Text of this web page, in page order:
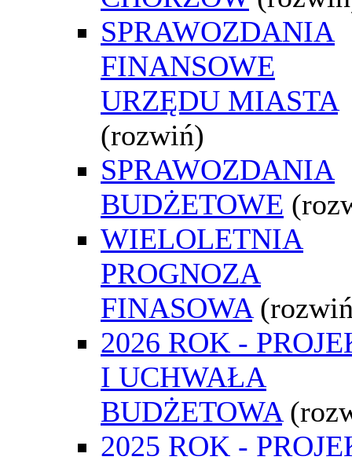
SPRAWOZDANIA
FINANSOWE
URZĘDU MIASTA
(rozwiń)
SPRAWOZDANIA
BUDŻETOWE
WIELOLETNIA
PROGNOZA
FINASOWA
2026 ROK -
I UCHWAŁA
BUDŻETOWA
2025 ROK -